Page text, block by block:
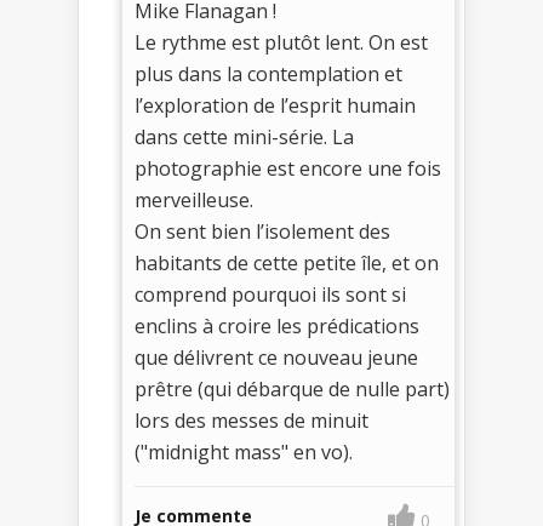
Mike Flanagan !
Le rythme est plutôt lent. On est
plus dans la contemplation et
l’exploration de l’esprit humain
dans cette mini-série. La
photographie est encore une fois
merveilleuse.
On sent bien l’isolement des
habitants de cette petite île, et on
comprend pourquoi ils sont si
enclins à croire les prédications
que délivrent ce nouveau jeune
prêtre (qui débarque de nulle part)
lors des messes de minuit
("midnight mass" en vo).
Je commente 0